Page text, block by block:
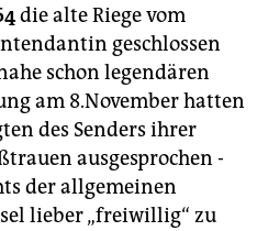
die alte Riege vom
geschlossen
schon legendären
am 8.November hatten
des Senders ihrer
ausgesprochen -
der allgemeinen
lieber „freiwillig“ zu